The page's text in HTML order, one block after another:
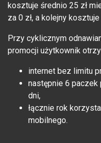
kosztuje średnio 25 zł
za 0 zł, a kolejny kosztuje
Przy cyklicznym
promocji użytkownik
internet bez limitu
następnie 6 paczek
dni,
łącznie rok
mobilnego.